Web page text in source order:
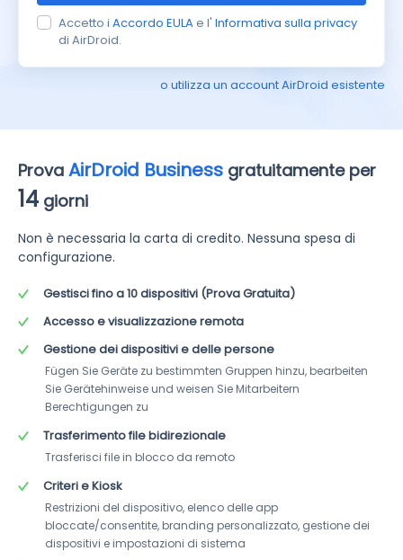
Accetto i Accordo EULAe l' Informativa sulla privacy
di AirDroid.
o utilizza un account AirDroid esistente
Prova AirDroid Business gratuitamente per
14 giorni
Non è necessaria la carta di credito. Nessuna spesa di
configurazione.
Gestisci fino a 10 dispositivi (Prova Gratuita)
Accesso e visualizzazione remota
Gestione dei dispositivi e delle persone
Fügen Sie Geräte zu bestimmten Gruppen hinzu, bearbeiten
Sie Gerätehinweise und weisen Sie Mitarbeitern
Berechtigungen zu
Trasferimento file bidirezionale
Trasferisci file in blocco da remoto
Criteri e Kiosk
Restrizioni del dispositivo, elenco delle app
bloccate/consentite, branding personalizzato, gestione dei
dispositivi e impostazioni di sistema